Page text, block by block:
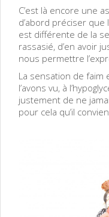
C’est là encore une
d’abord préciser
est différente de la
rassasié, d’en avoir
nous permettre
La sensation de faim
l’avons vu, à
justement de ne
pour cela qu’il